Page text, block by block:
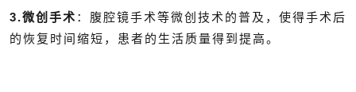
3.微创手术 ：腹腔镜手术等微创技术的普及，使得手术后
的恢复时间缩短，患者的生活质量得到提高。